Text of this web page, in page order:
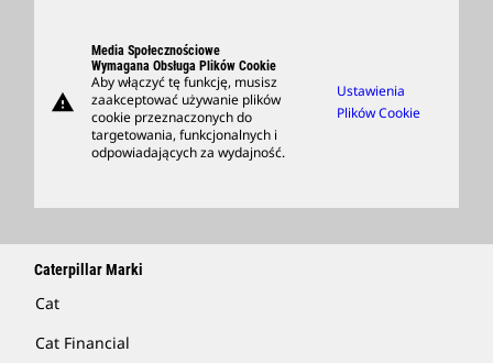
Szukaj I Zastosuj
Support
Kup Artykuły Handlowe
Znajdź Dealera
warning
Media Społecznościowe
Wymagana Obsługa Plików Cookie
Aby włączyć tę funkcję, musisz
zaakceptować używanie plików
cookie przeznaczonych do
targetowania, funkcjonalnych i
odpowiadających za wydajność.
Ustawienia
Plików Cookie
Caterpillar Marki
Cat
Cat Financial